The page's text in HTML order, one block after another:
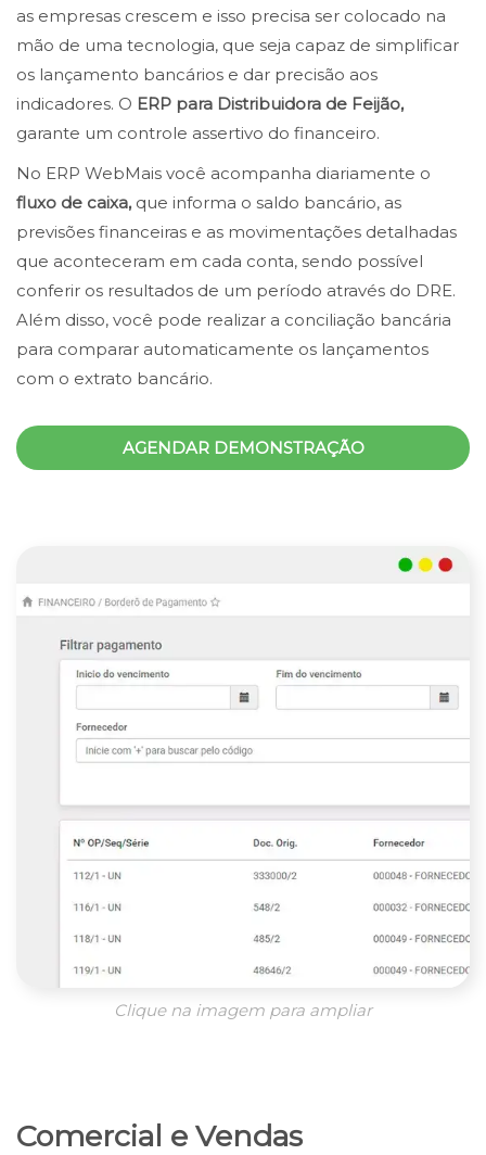
as empresas crescem e isso precisa ser colocado na
mão de uma tecnologia, que seja capaz de simplificar
os lançamento bancários e dar precisão aos
indicadores. O ERP para Distribuidora de Feijão,
garante um controle assertivo do financeiro.
No ERP WebMais você acompanha diariamente o
fluxo de caixa,que informa o saldo bancário, as
previsões financeiras e as movimentações detalhadas
que aconteceram em cada conta, sendo possível
conferir os resultados de um período através do DRE.
Além disso, você pode realizar a conciliação bancária
para comparar automaticamente os lançamentos
com o extrato bancário.
AGENDAR DEMONSTRAÇÃO
Clique na imagem para ampliar
Comercial e Vendas